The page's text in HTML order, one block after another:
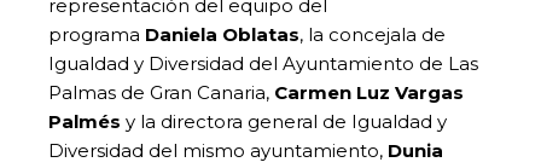
representación del equipo del
programa Daniela Oblatas, la concejala de
Igualdad y Diversidad del Ayuntamiento de Las
Palmas de Gran Canaria, Carmen Luz Vargas
Palmés y la directora general de Igualdad y
Diversidad del mismo ayuntamiento, Dunia